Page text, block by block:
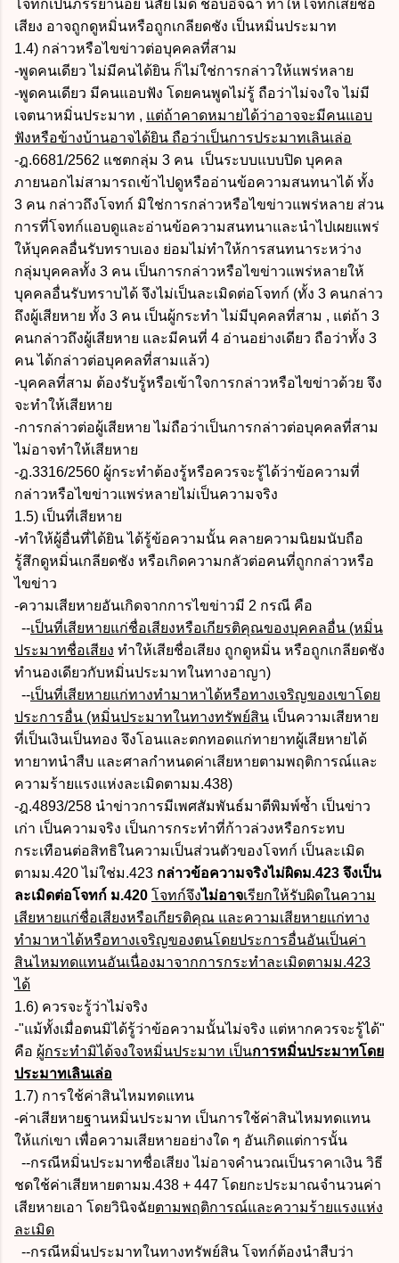
โจทก์เป็นภรรยาน้อย นิสัยไม่ดี ชอบอิจฉา ทำให้โจทก์เสียชื่อ
เสียง อาจถูกดูหมิ่นหรือถูกเกลียดชัง เป็นหมิ่นประมาท
1.4) กล่าวหรือไขข่าวต่อบุคคลที่สาม
-พูดคนเดียว ไม่มีคนได้ยิน ก็ไม่ใช่การกล่าวให้แพร่หลาย
-พูดคนเดียว มีคนแอบฟัง โดยคนพูดไม่รู้ ถือว่าไม่จงใจ ไม่มี
เจตนาหมิ่นประมาท , แต่ถ้าคาดหมายได้ว่าอาจจะมีคนแอบ
ฟังหรือข้างบ้านอาจได้ยิน ถือว่าเป็นการประมาทเลินเล่อ
-ฎ.6681/2562 แชตกลุ่ม 3 คน เป็นระบบแบบปิด บุคคล
ภายนอกไม่สามารถเข้าไปดูหรืออ่านข้อความสนทนาได้ ทั้ง
3 คน กล่าวถึงโจทก์ มิใช่การกล่าวหรือไขข่าวแพร่หลาย ส่วน
การที่โจทก์แอบดูและอ่านข้อความสนทนาและนำไปเผยแพร่
ให้บุคคลอื่นรับทราบเอง ย่อมไม่ทำให้การสนทนาระหว่าง
กลุ่มบุคคลทั้ง 3 คน เป็นการกล่าวหรือไขข่าวแพร่หลายให้
บุคคลอื่นรับทราบได้ จึงไม่เป็นละเมิดต่อโจทก์ (ทั้ง 3 คนกล่าว
ถึงผู้เสียหาย ทั้ง 3 คน เป็นผู้กระทำ ไม่มีบุคคลที่สาม , แต่ถ้า 3
คนกล่าวถึงผู้เสียหาย และมีคนที่ 4 อ่านอย่างเดียว ถือว่าทั้ง 3
คน ได้กล่าวต่อบุคคลที่สามแล้ว)
-บุคคลที่สาม ต้องรับรู้หรือเข้าใจการกล่าวหรือไขข่าวด้วย จึง
จะทำให้เสียหาย
-การกล่าวต่อผู้เสียหาย ไม่ถือว่าเป็นการกล่าวต่อบุคคลที่สาม
ไม่อาจทำให้เสียหาย
-ฎ.3316/2560 ผู้กระทำต้องรู้หรือควรจะรู้ได้ว่าข้อความที่
กล่าวหรือไขข่าวแพร่หลายไม่เป็นความจริง
1.5) เป็นที่เสียหาย
-ทำให้ผู้อื่นที่ได้ยิน ได้รู้ข้อความนั้น คลายความนิยมนับถือ
รู้สึกดูหมิ่นเกลียดชัง หรือเกิดความกลัวต่อคนที่ถูกกล่าวหรือ
ไขข่าว
-ความเสียหายอันเกิดจากการไขข่าวมี 2 กรณี คือ
--เป็นที่เสียหายแก่ชื่อเสียงหรือเกียรติคุณของบุคคลอื่น (หมิ่น
ประมาทชื่อเสียง ทำให้เสียชื่อเสียง ถูกดูหมิ่น หรือถูกเกลียดชัง
ทำนองเดียวกับหมิ่นประมาทในทางอาญา)
--เป็นที่เสียหายแก่ทางทำมาหาได้หรือทางเจริญของเขาโดย
ประการอื่น (หมิ่นประมาทในทางทรัพย์สิน เป็นความเสียหาย
ที่เป็นเงินเป็นทอง จึงโอนและตกทอดแก่ทายาทผู้เสียหายได้
ทายาทนำสืบ และศาลกำหนดค่าเสียหายตามพฤติการณ์และ
ความร้ายแรงแห่งละเมิดตามม.438)
-ฎ.4893/258 นำข่าวการมีเพศสัมพันธ์มาตีพิมพ์ซ้ำ เป็นข่าว
เก่า เป็นความจริง เป็นการกระทำที่ก้าวล่วงหรือกระทบ
กระเทือนต่อสิทธิในความเป็นส่วนตัวของโจทก์ เป็นละเมิด
ตามม.420 ไม่ใช่ม.423 กล่าวข้อความจริงไม่ผิดม.423 จึงเป็น
ละเมิดต่อโจทก์ ม.420 โจทก์จึงไม่อาจเรียกให้รับผิดในความ
เสียหายแก่ชื่อเสียงหรือเกียรติคุณ และความเสียหายแก่ทาง
ทำมาหาได้หรือทางเจริญของตนโดยประการอื่นอันเป็นค่า
สินไหมทดแทนอันเนื่องมาจากการกระทำละเมิดตามม.423
ได้
1.6) ควรจะรู้ว่าไม่จริง
-"แม้ทั้งเมื่อตนมิได้รู้ว่าข้อความนั้นไม่จริง แต่หากควรจะรู้ได้"
คือ ผู้กระทำมิได้จงใจหมิ่นประมาท เป็นการหมิ่นประมาทโดย
ประมาทเลินเล่อ
1.7) การใช้ค่าสินไหมทดแทน
-ค่าเสียหายฐานหมิ่นประมาท เป็นการใช้ค่าสินไหมทดแทน
ให้แก่เขา เพื่อความเสียหายอย่างใด ๆ อันเกิดแต่การนั้น
--กรณีหมิ่นประมาทชื่อเสียง ไม่อาจคำนวณเป็นราคาเงิน วิธี
ชดใช้ค่าเสียหายตามม.438 + 447 โดยกะประมาณจำนวนค่า
เสียหายเอา โดยวินิจฉัยตามพฤติการณ์และความร้ายแรงแห่ง
ละเมิด
--กรณีหมิ่นประมาทในทางทรัพย์สิน โจทก์ต้องนำสืบว่า